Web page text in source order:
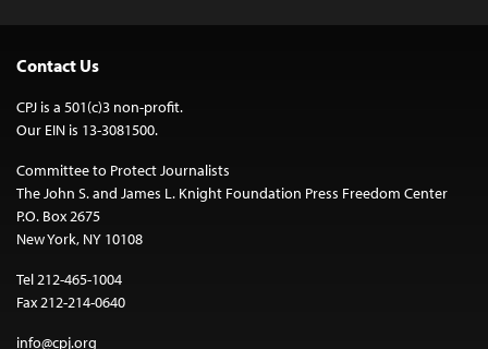
Contact Us
CPJ is a 501(c)3 non-profit.
Our EIN is 13-3081500.
Committee to Protect Journalists
The John S. and James L. Knight Foundation Press Freedom Center
P.O. Box 2675
New York, NY 10108
Tel 212-465-1004
Fax 212-214-0640
info@cpj.org